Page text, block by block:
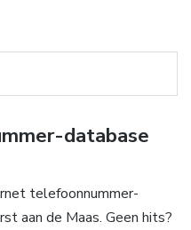
database
telefoonnummer-
aan de Maas. Geen hits?